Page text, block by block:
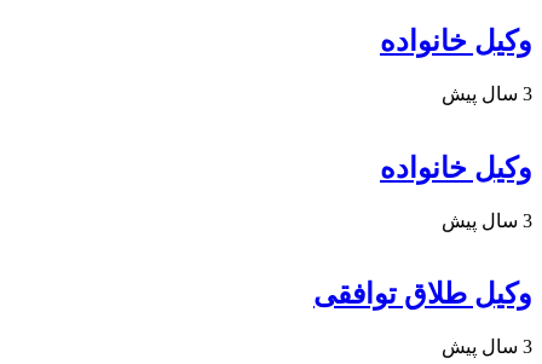
وکیل خانواده
3 سال پیش
وکیل خانواده
3 سال پیش
وکیل طلاق توافقی
3 سال پیش